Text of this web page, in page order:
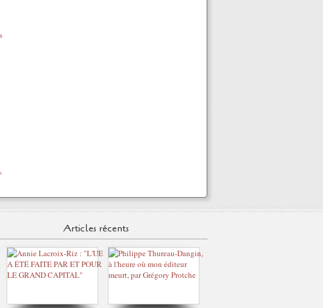
Articles récents